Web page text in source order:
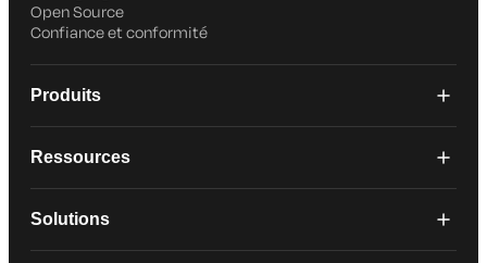
Open Source
Confiance et conformité
Produits
Ressources
Solutions